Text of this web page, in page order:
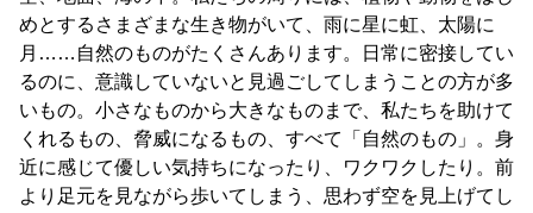
めとするさまざまな生き物がいて、雨に星に虹、太陽に
月……自然のものがたくさんあります。日常に密接してい
るのに、意識していないと見過ごしてしまうことの方が多
いもの。小さなものから大きなものまで、私たちを助けて
くれるもの、脅威になるもの、すべて「自然のもの」。身
近に感じて優しい気持ちになったり、ワクワクしたり。前
より足元を見ながら歩いてしまう、思わず空を見上げてし